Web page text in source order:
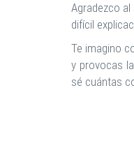
Agradezco
difícil
Te imagino
y provocas
sé cuántas